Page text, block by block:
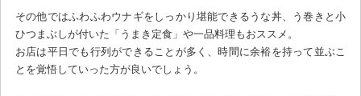
その他ではふわふわウナギをしっかり堪能できるうな丼、う巻きと小
ひつまぶしが付いた「うまき定食」や一品料理もおススメ。
お店は平日でも行列ができることが多く、時間に余裕を持って並ぶこ
とを覚悟していった方が良いでしょう。